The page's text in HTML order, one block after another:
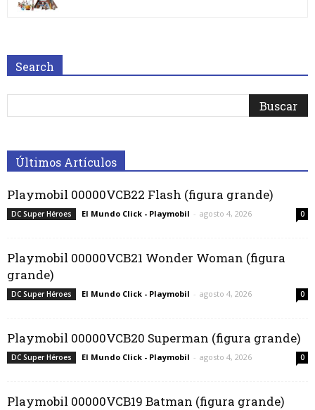
Search
Últimos Artículos
Playmobil 00000VCB22 Flash (figura grande)
DC Super Héroes El Mundo Click - Playmobil - agosto 4, 2026 0
Playmobil 00000VCB21 Wonder Woman (figura
grande)
DC Super Héroes El Mundo Click - Playmobil - agosto 4, 2026 0
Playmobil 00000VCB20 Superman (figura grande)
DC Super Héroes El Mundo Click - Playmobil - agosto 4, 2026 0
Playmobil 00000VCB19 Batman (figura grande)